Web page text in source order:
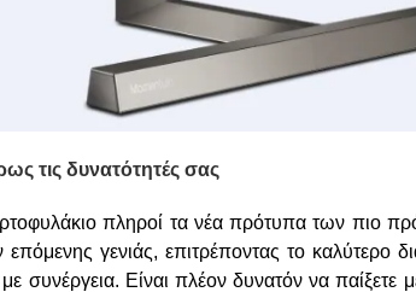
τις δυνατότητές σας
πληροί τα νέα πρότυπα των πιο
επόμενης γενιάς, επιτρέποντας το καλύτερο
συνέργεια. Είναι πλέον δυνατόν να παίξετε